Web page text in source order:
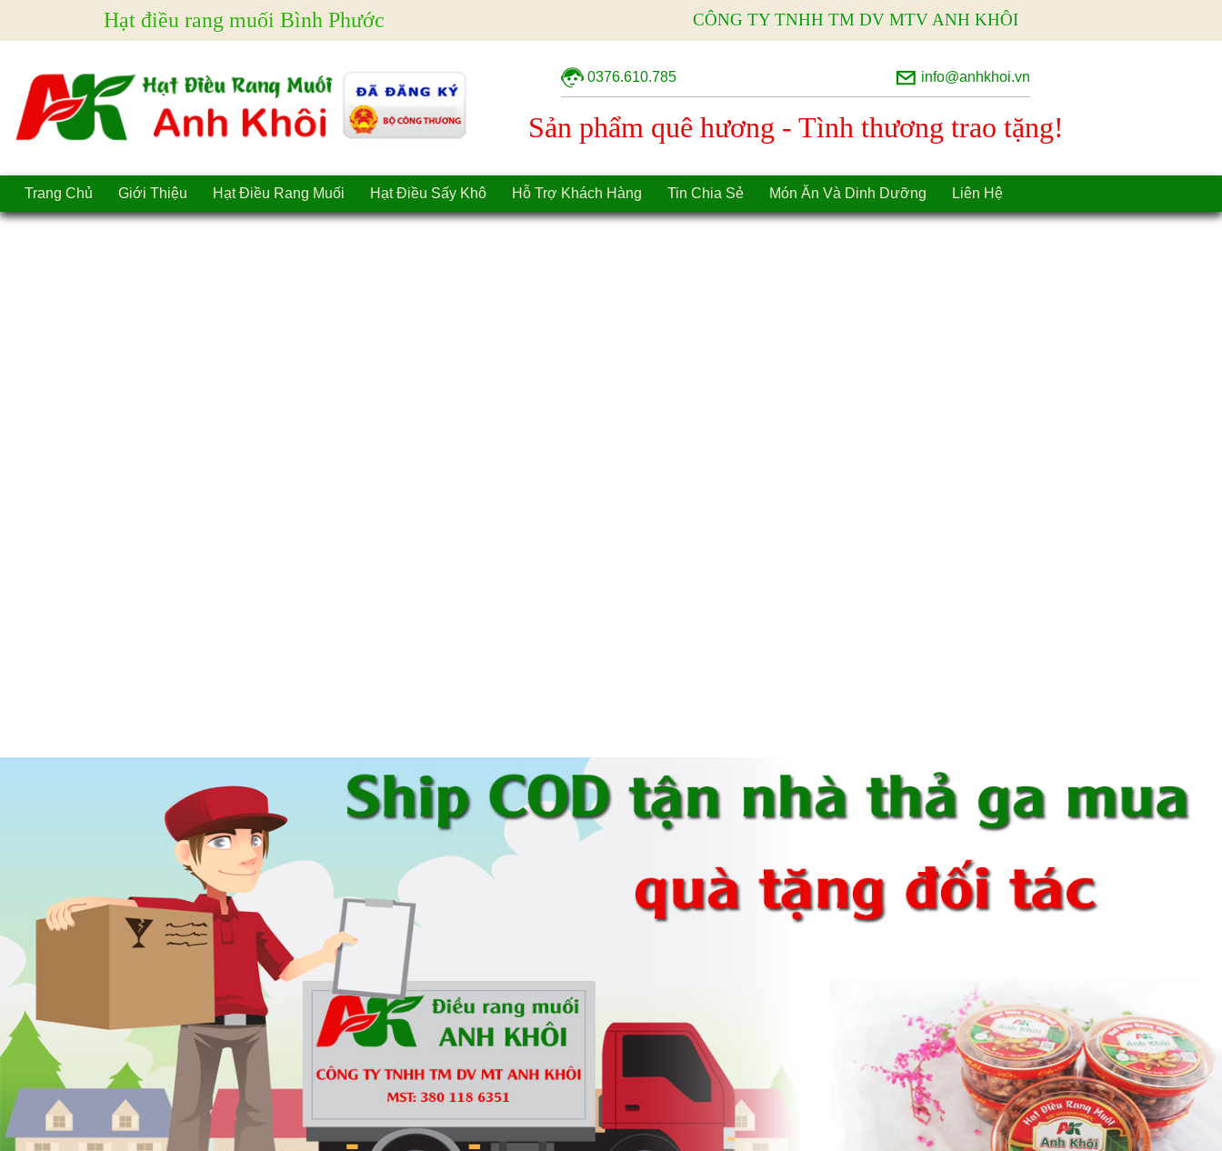
Hạt điều rang muối Bình Phước CÔNG TY TNHH TM DV MTV ANH KHÔI
0376.610.785 info@anhkhoi.vn
Sản phẩm quê hương - Tình thương trao tặng!
Trang Chủ Giới Thiệu Hạt Điều Rang Muối Hạt Điều Sấy Khô Hỗ Trợ Khách Hàng Tin Chia Sẻ Món Ăn Và Dinh Dưỡng Liên Hệ